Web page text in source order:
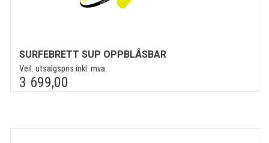
SURFEBRETT SUP OPPBLÅSBAR
Veil. utsalgspris inkl. mva:
3 699,00